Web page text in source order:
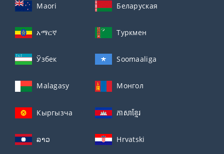
Maori Беларуская
አማርኛ Туркмен
Ўзбек Soomaaliga
Malagasy Монгол
Кыргызча ភាសាខ្មែរ
ລາວ Hrvatski